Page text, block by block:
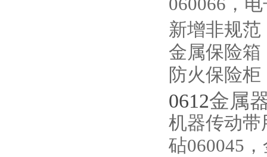
新增非规
金属保险箱
防火保险柜
0612金属
机器传动带
砧060045